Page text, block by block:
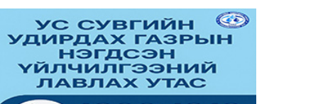
ҮРГЭЛЖИЛЖ БАЙНА
7 цаг 21 мин
Ирэх 10 хоногийн цаг агаарын
урьдчилсан төлөв
7 цаг 29 мин